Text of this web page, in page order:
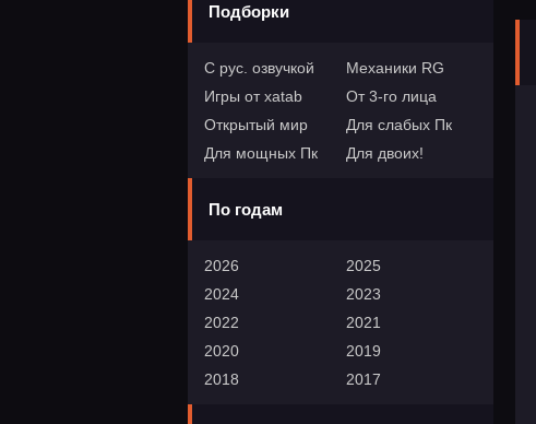
Подборки
С рус. озвучкой
Механики RG
Игры от xatab
От 3-го лица
Открытый мир
Для слабых Пк
Для мощных Пк
Для двоих!
По годам
2026
2025
2024
2023
2022
2021
2020
2019
2018
2017